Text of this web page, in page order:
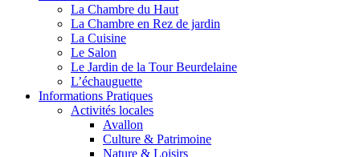
La Chambre du Haut
La Chambre en Rez de jardin
La Cuisine
Le Salon
Le Jardin de la Tour Beurdelaine
L’échauguette
Informations Pratiques
Activités locales
Avallon
Culture & Patrimoine
Nature & Loisirs